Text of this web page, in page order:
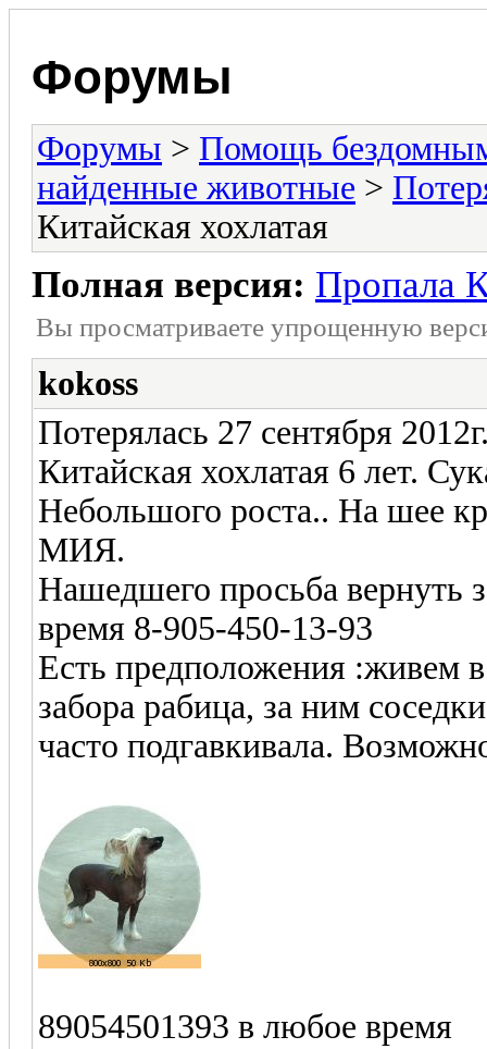
Форумы
Форумы > Помощь
найденные животные >
Китайская хохлатая
Полная версия: Пропала
Вы просматриваете yпpощеннyю
kokoss
Потерялась 27 сентября
Китайская хохлатая 6 лет.
Небольшого роста.. На шее
МИЯ.
Нашедшего просьба вернуть
время 8-905-450-13-93
Есть предположения :живем
забора рабица, за ним
часто подгавкивала.
89054501393 в любое время